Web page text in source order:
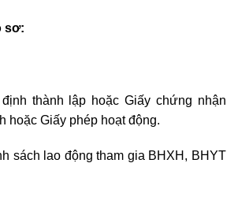
sơ:
thành lập hoặc Giấy chứng nhận
hoặc Giấy phép hoạt động.
sách lao động tham gia BHXH, BHYT